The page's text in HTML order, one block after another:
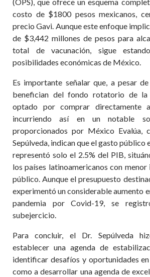
(OPS), que ofrece un esquema
costo de $1800 pesos mexicanos,
precio Gavi. Aunque este enfoque
de $3,442 millones de pesos para
total de vacunación, sigue
posibilidades económicas de México.
Es importante señalar que, a pesar
benefician del fondo rotatorio de la
optado por comprar directamente
incurriendo así en un notable
proporcionados por México Evalúa,
Sepúlveda, indican que el gasto público
representó solo el 2.5% del PIB,
los países latinoamericanos con menor
público. Aunque el presupuesto
experimentó un considerable aumento
pandemia por Covid-19, se
subejercicio.
Para concluir, el Dr. Sepúlveda
establecer una agenda de
identificar desafíos y oportunidades
como a desarrollar una agenda de